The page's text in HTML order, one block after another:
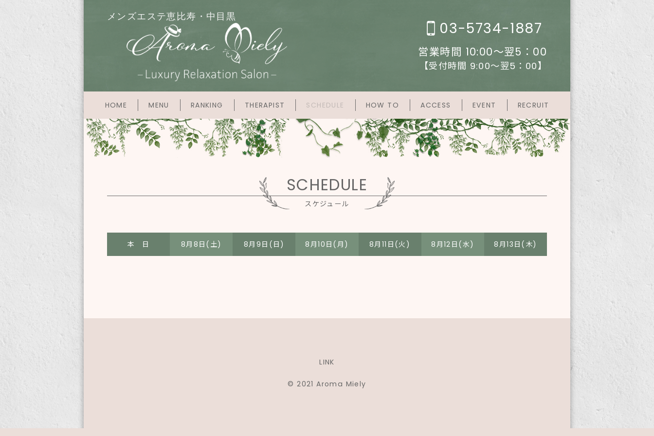
メンズエステ恵比寿・中目黒
03-5734-1887
営業時間 10:00～翌5：00
【受付時間 9:00～翌5：00】
HOME MENU RANKING THERAPIST SCHEDULE HOW TO ACCESS EVENT RECRUIT
SCHEDULE
スケジュール
本 日 8月8日(土) 8月9日(日) 8月10日(月) 8月11日(火) 8月12日(水) 8月13日(木)
LINK
© 2021 Aroma Miely